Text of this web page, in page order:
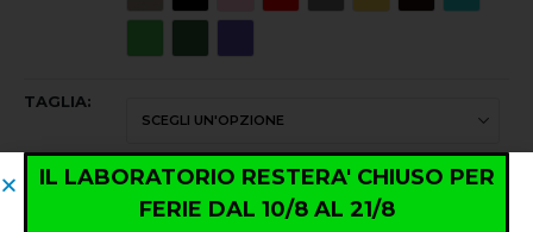
TAGLIA
IL LABORATORIO RESTERA' CHIUSO PER
FERIE DAL 10/8 AL 21/8